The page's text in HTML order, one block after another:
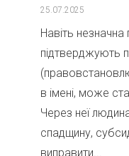
25.07.2025
Навіть
підтверджують
в імені, може
Через неї
спадщину,
виправити...